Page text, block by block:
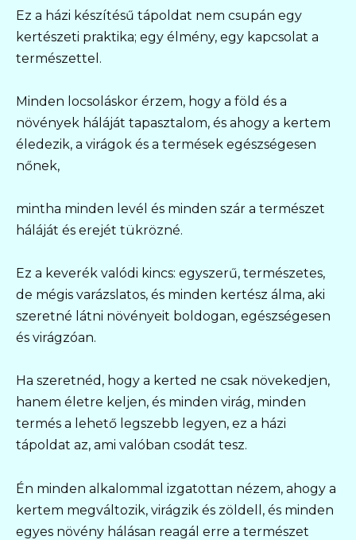
Ez a házi készítésű tápoldat nem csupán egy
kertészeti praktika; egy élmény, egy kapcsolat a
természettel.
Minden locsoláskor érzem, hogy a föld és a
növények háláját tapasztalom, és ahogy a kertem
éledezik, a virágok és a termések egészségesen
nőnek,
mintha minden levél és minden szár a természet
háláját és erejét tükrözné.
Ez a keverék valódi kincs: egyszerű, természetes,
de mégis varázslatos, és minden kertész álma, aki
szeretné látni növényeit boldogan, egészségesen
és virágzóan.
Ha szeretnéd, hogy a kerted ne csak növekedjen,
hanem életre keljen, és minden virág, minden
termés a lehető legszebb legyen, ez a házi
tápoldat az, ami valóban csodát tesz.
Én minden alkalommal izgatottan nézem, ahogy a
kertem megváltozik, virágzik és zöldell, és minden
egyes növény hálásan reagál erre a természet